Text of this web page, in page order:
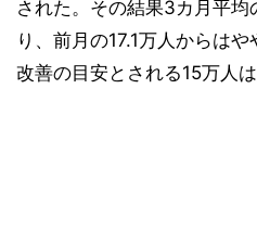
された。その結果3カ月平
り、前月の17.1万人からは
改善の目安とされる15万人は